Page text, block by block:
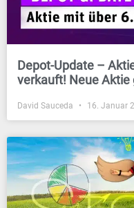
Depot-Update –
verkauft! Neue Aktie
David Sauceda 16. Januar